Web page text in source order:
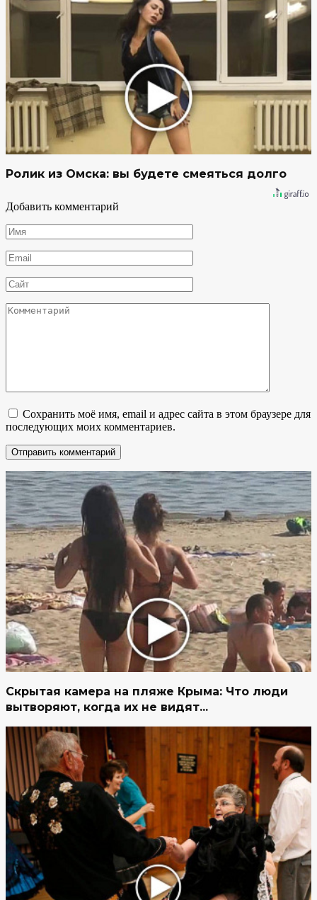
Ролик из Омска: вы будете смеяться долго
Добавить комментарий
Имя
*
Email
*
Сайт
Комментарий
Сохранить моё имя, email и адрес сайта в этом браузере для
последующих моих комментариев.
Скрытая камера на пляже Крыма: Что люди
вытворяют, когда их не видят...